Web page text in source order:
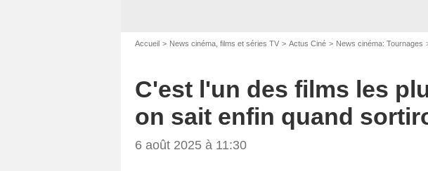
Accueil News cinéma, films et séries TV Actus Ciné News cinéma: Tournages
C'est l'un des films les
on sait enfin quand
6 août 2025 à 11:30